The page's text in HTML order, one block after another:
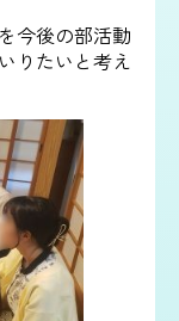
今後の部活動
りたいと考え